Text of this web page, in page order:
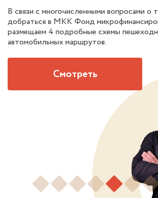
В связи с многочисленными вопросами о
добраться в МКК Фонд
размещаем 4 подробные схемы
автомобильных маршрутов.
Смотреть